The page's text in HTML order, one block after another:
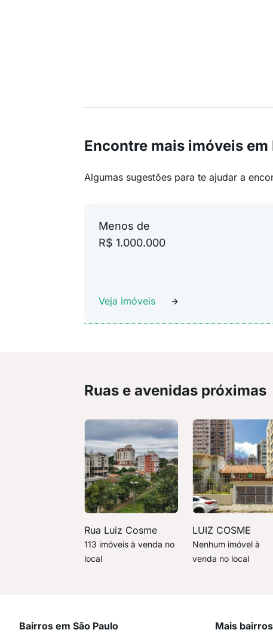
Encontre mais imóveis em
Algumas sugestões para te ajudar a
Menos de
R$ 1.000.000
Veja imóveis
Ruas e avenidas próximas
Rua Luiz Cosme
113 imóveis à venda no
local
LUIZ COSME
Nenhum imóvel à
venda no local
Bairros em São Paulo Mais